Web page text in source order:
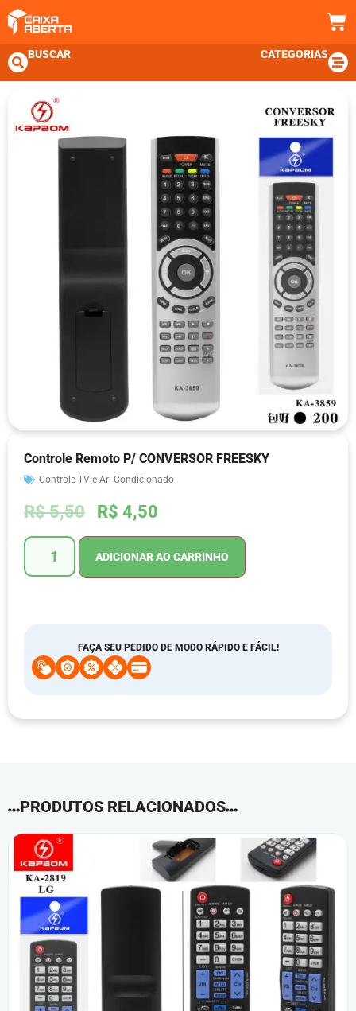
BUSCAR CATEGORIAS
Controle Remoto P/ CONVERSOR FREESKY
Controle TV e Ar -Condicionado
R$5,50 R$ 4,50
ADICIONAR AO CARRINHO
FAÇA SEU PEDIDO DE MODO RÁPIDO E FÁCIL!
PRODUTOS RELACIONADOS